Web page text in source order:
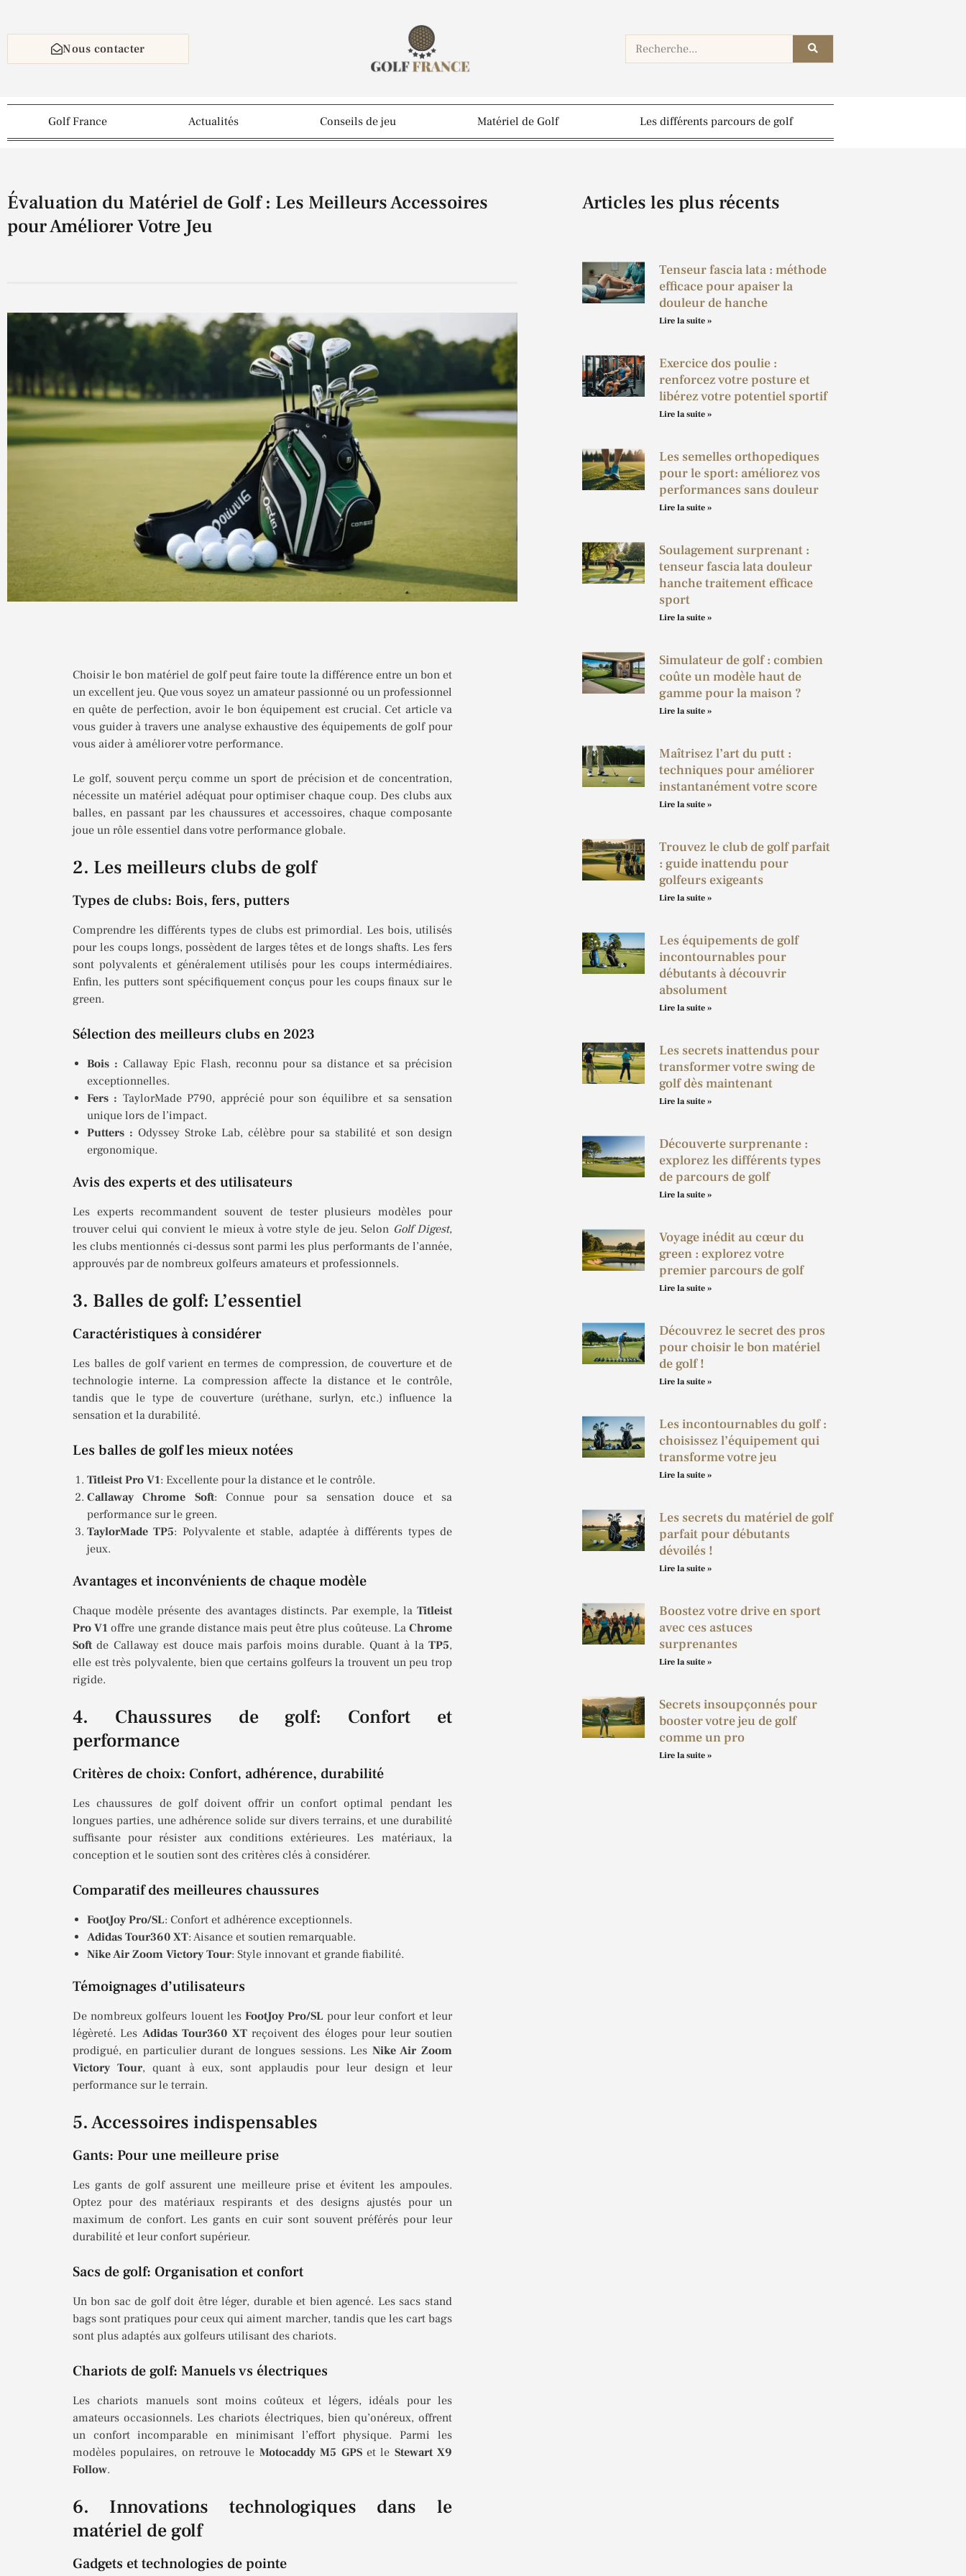
Nous contacter
Golf France Actualités Conseils de jeu Matériel de Golf Les différents parcours de golf
Évaluation du Matériel de Golf : Les Meilleurs Accessoires
pour Améliorer Votre Jeu
Choisir le bon matériel de golf peut faire toute la différence entre un bon et
un excellent jeu. Que vous soyez un amateur passionné ou un professionnel
en quête de perfection, avoir le bon équipement est crucial. Cet article va
vous guider à travers une analyse exhaustive des équipements de golf pour
vous aider à améliorer votre performance.
Le golf, souvent perçu comme un sport de précision et de concentration,
nécessite un matériel adéquat pour optimiser chaque coup. Des clubs aux
balles, en passant par les chaussures et accessoires, chaque composante
joue un rôle essentiel dans votre performance globale.
2. Les meilleurs clubs de golf
Types de clubs: Bois, fers, putters
Comprendre les différents types de clubs est primordial. Les bois, utilisés
pour les coups longs, possèdent de larges têtes et de longs shafts. Les fers
sont polyvalents et généralement utilisés pour les coups intermédiaires.
Enfin, les putters sont spécifiquement conçus pour les coups finaux sur le
green.
Sélection des meilleurs clubs en 2023
Bois : Callaway Epic Flash, reconnu pour sa distance et sa précision
exceptionnelles.
Fers : TaylorMade P790, apprécié pour son équilibre et sa sensation
unique lors de l’impact.
Putters : Odyssey Stroke Lab, célèbre pour sa stabilité et son design
ergonomique.
Avis des experts et des utilisateurs
Les experts recommandent souvent de tester plusieurs modèles pour
trouver celui qui convient le mieux à votre style de jeu. Selon Golf Digest,
les clubs mentionnés ci-dessus sont parmi les plus performants de l’année,
approuvés par de nombreux golfeurs amateurs et professionnels.
3. Balles de golf: L’essentiel
Caractéristiques à considérer
Les balles de golf varient en termes de compression, de couverture et de
technologie interne. La compression affecte la distance et le contrôle,
tandis que le type de couverture (uréthane, surlyn, etc.) influence la
sensation et la durabilité.
Les balles de golf les mieux notées
Titleist Pro V1: Excellente pour la distance et le contrôle.
Callaway Chrome Soft: Connue pour sa sensation douce et sa
performance sur le green.
TaylorMade TP5: Polyvalente et stable, adaptée à différents types de
jeux.
Avantages et inconvénients de chaque modèle
Chaque modèle présente des avantages distincts. Par exemple, la Titleist
Pro V1 offre une grande distance mais peut être plus coûteuse. La Chrome
Softde Callaway est douce mais parfois moins durable. Quant à la TP5,
elle est très polyvalente, bien que certains golfeurs la trouvent un peu trop
rigide.
4. Chaussures de golf: Confort et
performance
Critères de choix: Confort, adhérence, durabilité
Les chaussures de golf doivent offrir un confort optimal pendant les
longues parties, une adhérence solide sur divers terrains, et une durabilité
suffisante pour résister aux conditions extérieures. Les matériaux, la
conception et le soutien sont des critères clés à considérer.
Comparatif des meilleures chaussures
FootJoy Pro/SL: Confort et adhérence exceptionnels.
Adidas Tour360 XT: Aisance et soutien remarquable.
Nike Air Zoom Victory Tour: Style innovant et grande fiabilité.
Témoignages d’utilisateurs
De nombreux golfeurs louent les FootJoy Pro/SL pour leur confort et leur
légèreté. Les Adidas Tour360 XTreçoivent des éloges pour leur soutien
prodigué, en particulier durant de longues sessions. Les Nike Air Zoom
Victory Tour, quant à eux, sont applaudis pour leur design et leur
performance sur le terrain.
5. Accessoires indispensables
Gants: Pour une meilleure prise
Les gants de golf assurent une meilleure prise et évitent les ampoules.
Optez pour des matériaux respirants et des designs ajustés pour un
maximum de confort. Les gants en cuir sont souvent préférés pour leur
durabilité et leur confort supérieur.
Sacs de golf: Organisation et confort
Un bon sac de golf doit être léger, durable et bien agencé. Les sacs stand
bags sont pratiques pour ceux qui aiment marcher, tandis que les cart bags
sont plus adaptés aux golfeurs utilisant des chariots.
Chariots de golf: Manuels vs électriques
Les chariots manuels sont moins coûteux et légers, idéals pour les
amateurs occasionnels. Les chariots électriques, bien qu’onéreux, offrent
un confort incomparable en minimisant l’effort physique. Parmi les
modèles populaires, on retrouve le Motocaddy M5 GPSet le Stewart X9
Follow.
6. Innovations technologiques dans le
matériel de golf
Gadgets et technologies de pointe
Articles les plus récents
Tenseur fascia lata : méthode
efficace pour apaiser la
douleur de hanche
Lire la suite »
Exercice dos poulie :
renforcez votre posture et
libérez votre potentiel sportif
Lire la suite »
Les semelles orthopediques
pour le sport: améliorez vos
performances sans douleur
Lire la suite »
Soulagement surprenant :
tenseur fascia lata douleur
hanche traitement efficace
sport
Lire la suite »
Simulateur de golf : combien
coûte un modèle haut de
gamme pour la maison ?
Lire la suite »
Maîtrisez l’art du putt :
techniques pour améliorer
instantanément votre score
Lire la suite »
Trouvez le club de golf parfait
: guide inattendu pour
golfeurs exigeants
Lire la suite »
Les équipements de golf
incontournables pour
débutants à découvrir
absolument
Lire la suite »
Les secrets inattendus pour
transformer votre swing de
golf dès maintenant
Lire la suite »
Découverte surprenante :
explorez les différents types
de parcours de golf
Lire la suite »
Voyage inédit au cœur du
green : explorez votre
premier parcours de golf
Lire la suite »
Découvrez le secret des pros
pour choisir le bon matériel
de golf !
Lire la suite »
Les incontournables du golf :
choisissez l’équipement qui
transforme votre jeu
Lire la suite »
Les secrets du matériel de golf
parfait pour débutants
dévoilés !
Lire la suite »
Boostez votre drive en sport
avec ces astuces
surprenantes
Lire la suite »
Secrets insoupçonnés pour
booster votre jeu de golf
comme un pro
Lire la suite »